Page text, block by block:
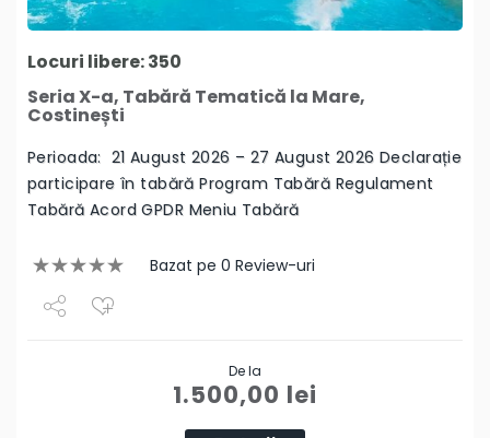
Locuri libere: 350
Seria X-a, Tabără Tematică la Mare,
Costinești
Perioada: 21 August 2026 – 27 August 2026 Declarație
participare în tabără Program Tabără Regulament
Tabără Acord GPDR Meniu Tabără
Bazat pe 0 Review-uri
De la
1.500,00 lei